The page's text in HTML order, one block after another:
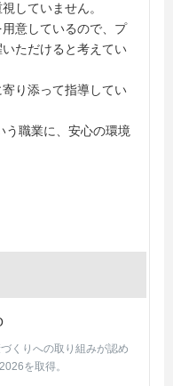
していません。
意しているので、プ
ただけると考えてい
り添って指導してい
う職業に、安心の環境
くりへの取り組みが認め
を取得。